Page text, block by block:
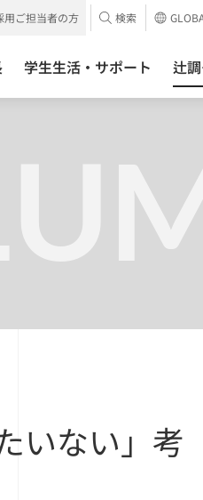
学生生活・サポート 辻
用ご担当者の方 検索
いない」考